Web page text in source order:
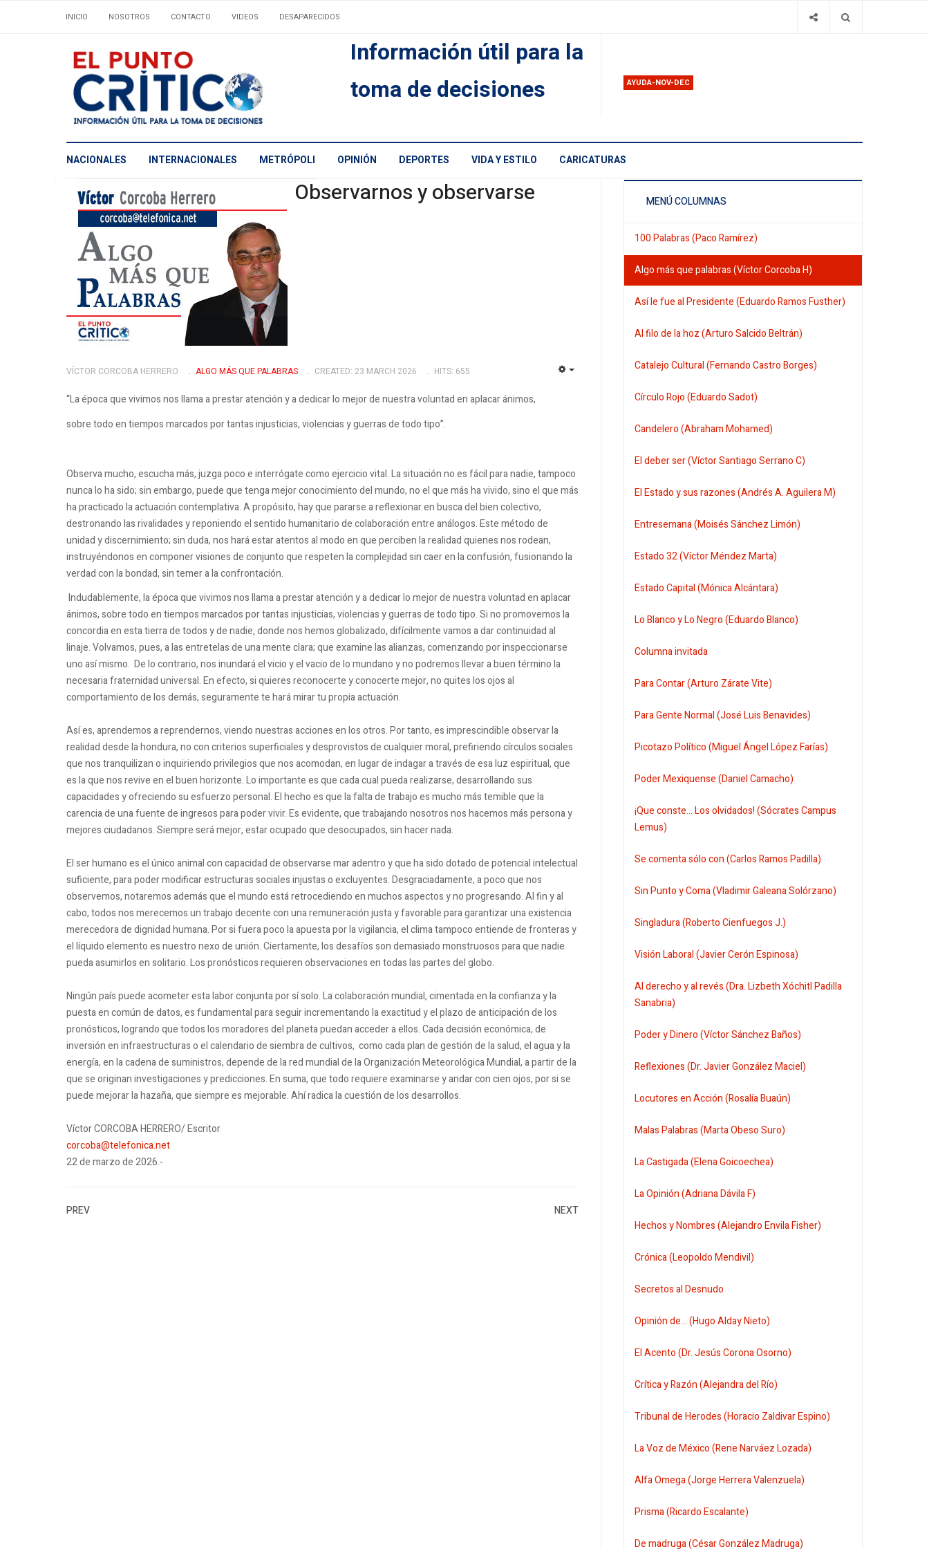
INICIO NOSOTROS CONTACTO VIDEOS DESAPARECIDOS
Información útil para la
toma de decisiones
AYUDA-NOV-DEC
NACIONALES INTERNACIONALES METRÓPOLI OPINIÓN DEPORTES VIDA Y ESTILO CARICATURAS
Observarnos y observarse
VÍCTOR CORCOBA HERRERO ALGO MÁS QUE PALABRAS CREATED: 23 MARCH 2026 HITS: 655
“La época que vivimos nos llama a prestar atención y a dedicar lo mejor de nuestra voluntad en aplacar ánimos,
sobre todo en tiempos marcados por tantas injusticias, violencias y guerras de todo tipo”.
Observa mucho, escucha más, juzga poco e interrógate como ejercicio vital. La situación no es fácil para nadie, tampoco
nunca lo ha sido; sin embargo, puede que tenga mejor conocimiento del mundo, no el que más ha vivido, sino el que más
ha practicado la actuación contemplativa. A propósito, hay que pararse a reflexionar en busca del bien colectivo,
destronando las rivalidades y reponiendo el sentido humanitario de colaboración entre análogos. Este método de
unidad y discernimiento; sin duda, nos hará estar atentos al modo en que perciben la realidad quienes nos rodean,
instruyéndonos en componer visiones de conjunto que respeten la complejidad sin caer en la confusión, fusionando la
verdad con la bondad, sin temer a la confrontación.
Indudablemente, la época que vivimos nos llama a prestar atención y a dedicar lo mejor de nuestra voluntad en aplacar
ánimos, sobre todo en tiempos marcados por tantas injusticias, violencias y guerras de todo tipo. Si no promovemos la
concordia en esta tierra de todos y de nadie, donde nos hemos globalizado, difícilmente vamos a dar continuidad al
linaje. Volvamos, pues, a las entretelas de una mente clara; que examine las alianzas, comenzando por inspeccionarse
uno así mismo. De lo contrario, nos inundará el vicio y el vacio de lo mundano y no podremos llevar a buen término la
necesaria fraternidad universal. En efecto, si quieres reconocerte y conocerte mejor, no quites los ojos al
comportamiento de los demás, seguramente te hará mirar tu propia actuación.
Así es, aprendemos a reprendernos, viendo nuestras acciones en los otros. Por tanto, es imprescindible observar la
realidad desde la hondura, no con criterios superficiales y desprovistos de cualquier moral, prefiriendo círculos sociales
que nos tranquilizan o inquiriendo privilegios que nos acomodan, en lugar de indagar a través de esa luz espiritual, que
es la que nos revive en el buen horizonte. Lo importante es que cada cual pueda realizarse, desarrollando sus
capacidades y ofreciendo su esfuerzo personal. El hecho es que la falta de trabajo es mucho más temible que la
carencia de una fuente de ingresos para poder vivir. Es evidente, que trabajando nosotros nos hacemos más persona y
mejores ciudadanos. Siempre será mejor, estar ocupado que desocupados, sin hacer nada.
El ser humano es el único animal con capacidad de observarse mar adentro y que ha sido dotado de potencial intelectual
suficiente, para poder modificar estructuras sociales injustas o excluyentes. Desgraciadamente, a poco que nos
observemos, notaremos además que el mundo está retrocediendo en muchos aspectos y no progresando. Al fin y al
cabo, todos nos merecemos un trabajo decente con una remuneración justa y favorable para garantizar una existencia
merecedora de dignidad humana. Por si fuera poco la apuesta por la vigilancia, el clima tampoco entiende de fronteras y
el líquido elemento es nuestro nexo de unión. Ciertamente, los desafíos son demasiado monstruosos para que nadie
pueda asumirlos en solitario. Los pronósticos requieren observaciones en todas las partes del globo.
Ningún país puede acometer esta labor conjunta por sí solo. La colaboración mundial, cimentada en la confianza y la
puesta en común de datos, es fundamental para seguir incrementando la exactitud y el plazo de anticipación de los
pronósticos, logrando que todos los moradores del planeta puedan acceder a ellos. Cada decisión económica, de
inversión en infraestructuras o el calendario de siembra de cultivos, como cada plan de gestión de la salud, el agua y la
energía, en la cadena de suministros, depende de la red mundial de la Organización Meteorológica Mundial, a partir de la
que se originan investigaciones y predicciones. En suma, que todo requiere examinarse y andar con cien ojos, por si se
puede mejorar la hazaña, que siempre es mejorable. Ahí radica la cuestión de los desarrollos.
Víctor CORCOBA HERRERO/ Escritor
corcoba@telefonica.net
22 de marzo de 2026.-
PREV NEXT
MENÚ COLUMNAS
100 Palabras (Paco Ramírez)
Algo más que palabras (Víctor Corcoba H)
Así le fue al Presidente (Eduardo Ramos Fusther)
Al filo de la hoz (Arturo Salcido Beltrán)
Catalejo Cultural (Fernando Castro Borges)
Círculo Rojo (Eduardo Sadot)
Candelero (Abraham Mohamed)
El deber ser (Víctor Santiago Serrano C)
El Estado y sus razones (Andrés A. Aguilera M)
Entresemana (Moisés Sánchez Limón)
Estado 32 (Víctor Méndez Marta)
Estado Capital (Mónica Alcántara)
Lo Blanco y Lo Negro (Eduardo Blanco)
Columna invitada
Para Contar (Arturo Zárate Vite)
Para Gente Normal (José Luis Benavides)
Picotazo Político (Miguel Ángel López Farías)
Poder Mexiquense (Daniel Camacho)
¡Que conste... Los olvidados! (Sócrates Campus
Lemus)
Se comenta sólo con (Carlos Ramos Padilla)
Sin Punto y Coma (Vladimir Galeana Solórzano)
Singladura (Roberto Cienfuegos J.)
Visión Laboral (Javier Cerón Espinosa)
Al derecho y al revés (Dra. Lizbeth Xóchitl Padilla
Sanabria)
Poder y Dinero (Víctor Sánchez Baños)
Reflexiones (Dr. Javier González Maciel)
Locutores en Acción (Rosalía Buaún)
Malas Palabras (Marta Obeso Suro)
La Castigada (Elena Goicoechea)
La Opinión (Adriana Dávila F)
Hechos y Nombres (Alejandro Envila Fisher)
Crónica (Leopoldo Mendivil)
Secretos al Desnudo
Opinión de... (Hugo Alday Nieto)
El Acento (Dr. Jesús Corona Osorno)
Crítica y Razón (Alejandra del Río)
Tribunal de Herodes (Horacio Zaldivar Espino)
La Voz de México (Rene Narváez Lozada)
Alfa Omega (Jorge Herrera Valenzuela)
Prisma (Ricardo Escalante)
De madruga (César González Madruga)